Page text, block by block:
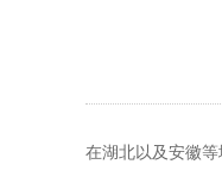
在湖北以及安徽